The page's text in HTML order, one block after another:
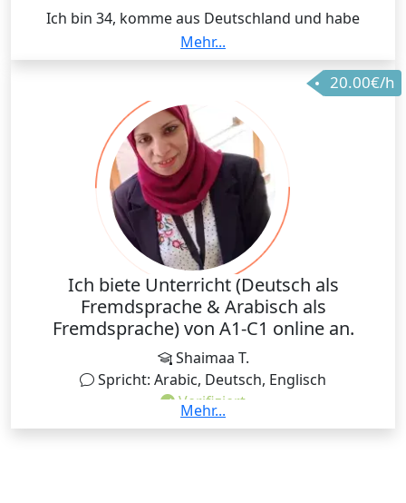
Ich bin 34, komme aus Deutschland und habe
Englisch und Deutsch studiert. Ich habe sechs Jahre
Berufserfahrung an verschiedenen Schulen, unter
anderem auch in der Schweiz. Außerdem habe ich an
einer Universität englische Sprachpraxiskurse
unterrichtet. Ich habe über zehn Jahre lang Nachhilfe
gegeben - sowohl privat als auch für
Unternehmen/Gruppen. Auch Deutsch habe ich
bereits im Rahmen der Erwachsenenbildung
unterrichtet.
Mehr...
20.00€/h
Ich biete Unterricht (Deutsch als
Fremdsprache & Arabisch als
Fremdsprache) von A1-C1 online an.
Shaimaa T.
Spricht: Arabic, Deutsch, Englisch
Verifiziert
Shaimaa Ahmed El Saghir Tawfik , Sohag Universität,
Mehr...